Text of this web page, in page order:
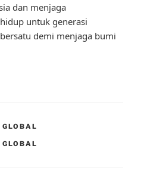
dan menjaga
untuk generasi
demi menjaga bumi